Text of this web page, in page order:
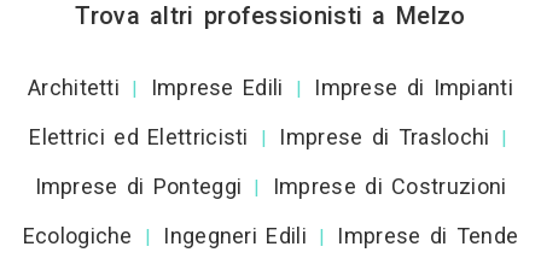
Trova altri professionisti a Melzo
Architetti | Imprese Edili |
Imprese di Impianti
Elettrici ed Elettricisti
| Imprese di Traslochi |
Imprese di Ponteggi |
Imprese di Costruzioni
Ecologiche
| Ingegneri Edili |
Imprese di Tende